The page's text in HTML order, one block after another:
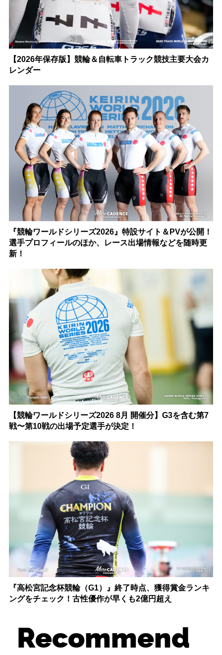
【2026年保存版】競輪＆自転車トラック競技主要大会カ
レンダー
『競輪ワールドシリーズ2026』特設サイト＆PVが公開！
選手プロフィールのほか、レース出場情報などを随時更
新！
【競輪ワールドシリーズ2026 8月 開催分】G3を含む第7
戦〜第10戦の出場予定選手が決定！
『高松宮記念杯競輪（G1）』終了時点、獲得賞金ランキ
ングをチェック！古性優作が早くも2億円超え
Recommend